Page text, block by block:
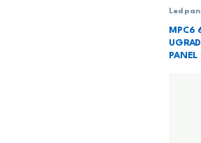
Led
MPC6